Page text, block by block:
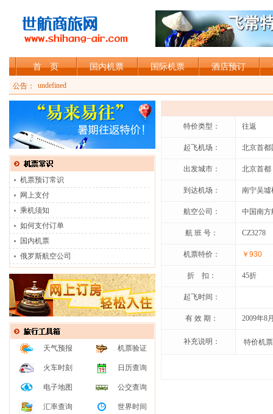
首 页 国内机票 国际机票 酒店预订
公告：
加入shihang-air会员，可享受会员折扣
undefined
机票预订常识
网上支付
乘机须知
如何支付订单
国内机票
俄罗斯航空公司
天气预报 机票验证
火车时刻 日历查询
电子地图 公交查询
汇率查询 世界时间
特价类型： 往返
起飞机场： 北京首都
出发城市： 北京首都
到达机场： 南宁吴墟
航空公司： 中国南方
航 班 号： CZ3278
机票特价： ￥930
折 扣： 45折
起飞时间：
有 效 期： 2009年8
补充说明： 特价机